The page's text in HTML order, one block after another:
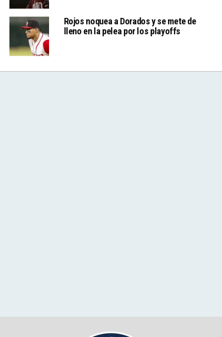
Rojos noquea a Dorados y se mete de
lleno en la pelea por los playoffs